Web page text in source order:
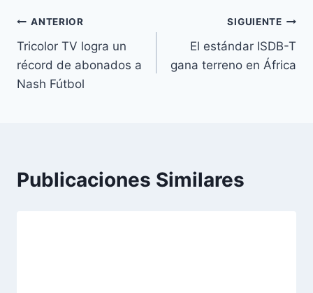
Navegación
de
entradas
ANTERIOR
Tricolor TV logra un
récord de abonados a
Nash Fútbol
SIGUIENTE
El estándar ISDB-T
gana terreno en África
Publicaciones Similares